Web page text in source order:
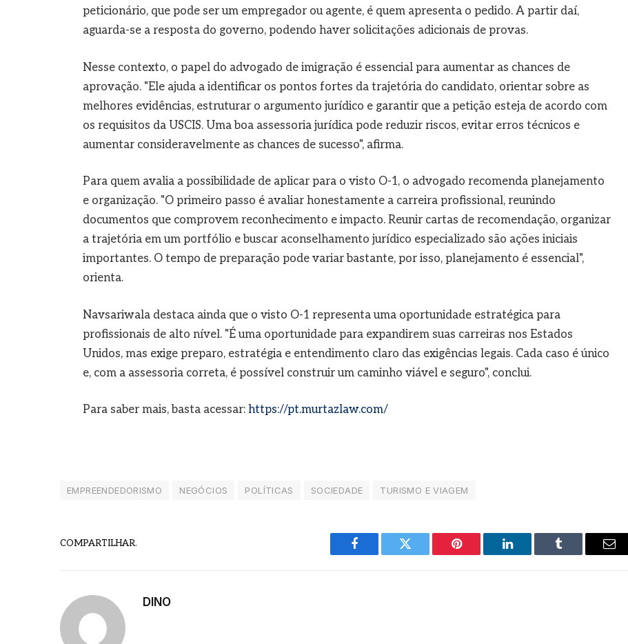
peticionário, que pode ser um empregador ou agente, é quem apresenta o pedido. A partir daí,
aguarda-se a resposta do governo, podendo haver solicitações adicionais de provas.
Nesse contexto, o papel do advogado de imigração é essencial para aumentar as chances de
aprovação. "Ele ajuda a identificar os pontos fortes da trajetória do candidato, orientar sobre as
melhores evidências, estruturar o argumento jurídico e garantir que a petição esteja de acordo com
os requisitos da USCIS. Uma boa assessoria jurídica pode reduzir riscos, evitar erros técnicos e
aumentar consideravelmente as chances de sucesso", afirma.
Para quem avalia a possibilidade de aplicar para o visto O-1, o advogado recomenda planejamento
e organização. "O primeiro passo é avaliar honestamente a carreira profissional, reunindo
documentos que comprovem reconhecimento e impacto. Reunir cartas de recomendação, organizar
a trajetória em um portfólio e buscar aconselhamento jurídico especializado são ações iniciais
importantes. O tempo de preparação pode variar bastante, por isso, planejamento é essencial",
orienta.
Navsariwala destaca ainda que o visto O-1 representa uma oportunidade estratégica para
profissionais de alto nível. "É uma oportunidade para expandirem suas carreiras nos Estados
Unidos, mas exige preparo, estratégia e entendimento claro das exigências legais. Cada caso é único
e, com a assessoria correta, é possível construir um caminho viável e seguro", conclui.
Para saber mais, basta acessar:https://pt.murtazlaw.com/
EMPREENDEDORISMO NEGÓCIOS POLÍTICAS SOCIEDADE TURISMO E VIAGEM
COMPARTILHAR.
Facebook Twitter Pinterest LinkedIn Tumblr
E-
DINO